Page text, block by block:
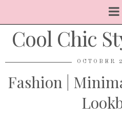
Cool Chic
OCTOBER
Fashion |